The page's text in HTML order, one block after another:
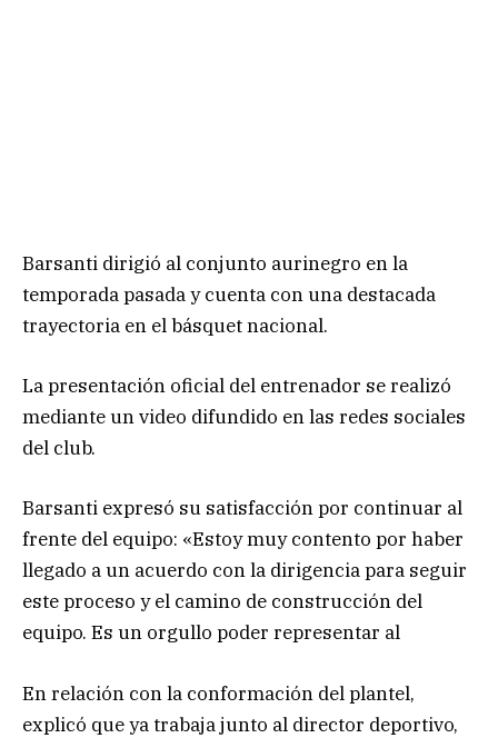
Barsanti dirigió al conjunto aurinegro en la
temporada pasada y cuenta con una destacada
trayectoria en el básquet nacional.
La presentación oficial del entrenador se realizó
mediante un video difundido en las redes sociales
del club.
Barsanti expresó su satisfacción por continuar al
frente del equipo: «Estoy muy contento por haber
llegado a un acuerdo con la dirigencia para seguir
este proceso y el camino de construcción del
equipo. Es un orgullo poder representar al
En relación con la conformación del plantel,
explicó que ya trabaja junto al director deportivo,